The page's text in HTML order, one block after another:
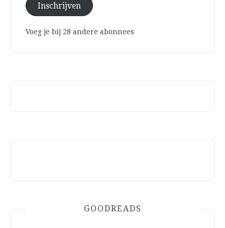
Inschrijven
Voeg je bij 28 andere abonnees
GOODREADS